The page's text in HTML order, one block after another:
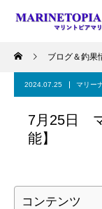
ブログ＆釣果
2024.07.25 マリー
7月25日
能】
コンテンツ